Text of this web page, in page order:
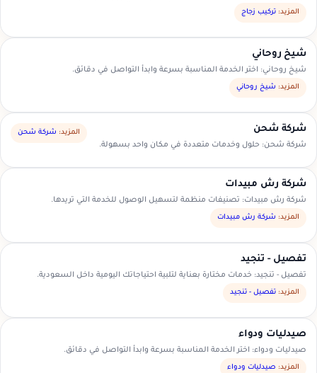
المزيد: تركيب زجاج
شيخ روحاني
شيخ روحاني: اختر الخدمة المناسبة بسرعة وابدأ التواصل في دقائق.
المزيد: شيخ روحاني
شركة شحن
شركة شحن: حلول وخدمات متعددة في مكان واحد بسهولة.
المزيد: شركة شحن
شركة رش مبيدات
شركة رش مبيدات: تصنيفات منظمة لتسهيل الوصول للخدمة التي تريدها.
المزيد: شركة رش مبيدات
تفصيل - تنجيد
تفصيل - تنجيد: خدمات مختارة بعناية لتلبية احتياجاتك اليومية داخل السعودية.
المزيد: تفصيل - تنجيد
صيدليات ودواء
صيدليات ودواء: اختر الخدمة المناسبة بسرعة وابدأ التواصل في دقائق.
المزيد: صيدليات ودواء